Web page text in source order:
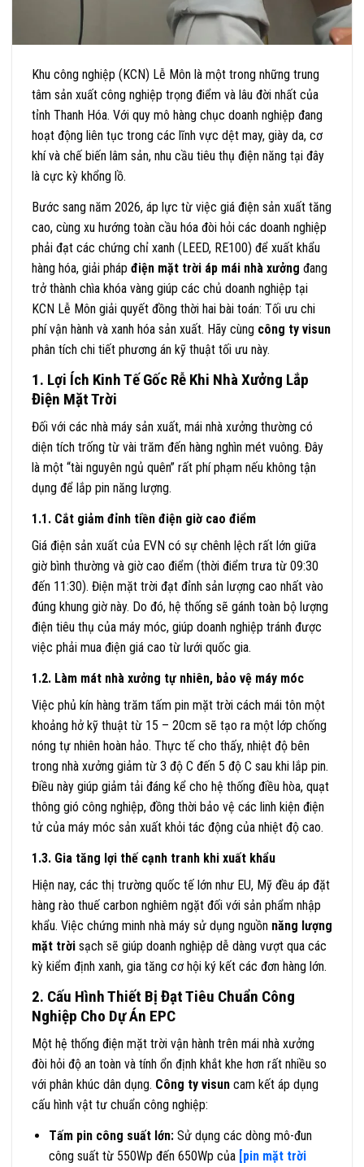
Khu công nghiệp (KCN) Lễ Môn là một trong những trung
tâm sản xuất công nghiệp trọng điểm và lâu đời nhất của
tỉnh Thanh Hóa. Với quy mô hàng chục doanh nghiệp đang
hoạt động liên tục trong các lĩnh vực dệt may, giày da, cơ
khí và chế biến lâm sản, nhu cầu tiêu thụ điện năng tại đây
là cực kỳ khổng lồ.
Bước sang năm 2026, áp lực từ việc giá điện sản xuất tăng
cao, cùng xu hướng toàn cầu hóa đòi hỏi các doanh nghiệp
phải đạt các chứng chỉ xanh (LEED, RE100) để xuất khẩu
hàng hóa, giải pháp điện mặt trời áp mái nhà xưởng đang
trở thành chìa khóa vàng giúp các chủ doanh nghiệp tại
KCN Lễ Môn giải quyết đồng thời hai bài toán: Tối ưu chi
phí vận hành và xanh hóa sản xuất. Hãy cùng công ty visun
phân tích chi tiết phương án kỹ thuật tối ưu này.
1. Lợi Ích Kinh Tế Gốc Rễ Khi Nhà Xưởng Lắp
Điện Mặt Trời
Đối với các nhà máy sản xuất, mái nhà xưởng thường có
diện tích trống từ vài trăm đến hàng nghìn mét vuông. Đây
là một “tài nguyên ngủ quên” rất phí phạm nếu không tận
dụng để lắp pin năng lượng.
1.1. Cắt giảm đỉnh tiền điện giờ cao điểm
Giá điện sản xuất của EVN có sự chênh lệch rất lớn giữa
giờ bình thường và giờ cao điểm (thời điểm trưa từ 09:30
đến 11:30). Điện mặt trời đạt đỉnh sản lượng cao nhất vào
đúng khung giờ này. Do đó, hệ thống sẽ gánh toàn bộ lượng
điện tiêu thụ của máy móc, giúp doanh nghiệp tránh được
việc phải mua điện giá cao từ lưới quốc gia.
1.2. Làm mát nhà xưởng tự nhiên, bảo vệ máy móc
Việc phủ kín hàng trăm tấm pin mặt trời cách mái tôn một
khoảng hở kỹ thuật từ 15 – 20cm sẽ tạo ra một lớp chống
nóng tự nhiên hoàn hảo. Thực tế cho thấy, nhiệt độ bên
trong nhà xưởng giảm từ 3 độ C đến 5 độ C sau khi lắp pin.
Điều này giúp giảm tải đáng kể cho hệ thống điều hòa, quạt
thông gió công nghiệp, đồng thời bảo vệ các linh kiện điện
tử của máy móc sản xuất khỏi tác động của nhiệt độ cao.
1.3. Gia tăng lợi thế cạnh tranh khi xuất khẩu
Hiện nay, các thị trường quốc tế lớn như EU, Mỹ đều áp đặt
hàng rào thuế carbon nghiêm ngặt đối với sản phẩm nhập
khẩu. Việc chứng minh nhà máy sử dụng nguồn năng lượng
mặt trời sạch sẽ giúp doanh nghiệp dễ dàng vượt qua các
kỳ kiểm định xanh, gia tăng cơ hội ký kết các đơn hàng lớn.
2. Cấu Hình Thiết Bị Đạt Tiêu Chuẩn Công
Nghiệp Cho Dự Án EPC
Một hệ thống điện mặt trời vận hành trên mái nhà xưởng
đòi hỏi độ an toàn và tính ổn định khắt khe hơn rất nhiều so
với phân khúc dân dụng. Công ty visun cam kết áp dụng
cấu hình vật tư chuẩn công nghiệp:
Tấm pin công suất lớn:Sử dụng các dòng mô-đun
công suất từ 550Wp đến 650Wp của [pin mặt trời